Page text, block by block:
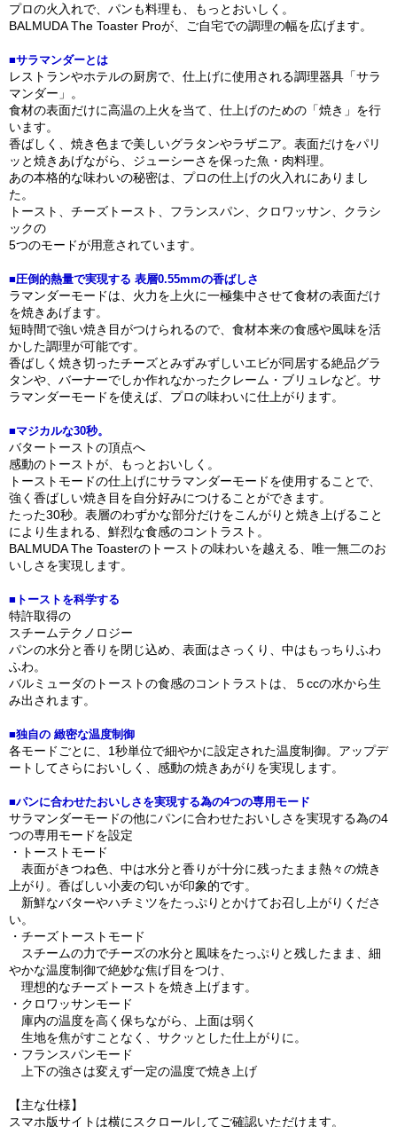
プロの火入れで、パンも料理も、もっとおいしく。
BALMUDA The Toaster Proが、ご自宅での調理の幅を広げます。
■サラマンダーとは
レストランやホテルの厨房で、仕上げに使用される調理器具「サラ
マンダー」。
食材の表面だけに高温の上火を当て、仕上げのための「焼き」を行
います。
香ばしく、焼き色まで美しいグラタンやラザニア。表面だけをパリ
ッと焼きあげながら、ジューシーさを保った魚・肉料理。
あの本格的な味わいの秘密は、プロの仕上げの火入れにありまし
た。
トースト、チーズトースト、フランスパン、クロワッサン、クラシ
ックの
5つのモードが用意されています。
■圧倒的熱量で実現する 表層0.55mmの香ばしさ
ラマンダーモードは、火力を上火に一極集中させて食材の表面だけ
を焼きあげます。
短時間で強い焼き目がつけられるので、食材本来の食感や風味を活
かした調理が可能です。
香ばしく焼き切ったチーズとみずみずしいエビが同居する絶品グラ
タンや、バーナーでしか作れなかったクレーム・ブリュレなど。サ
ラマンダーモードを使えば、プロの味わいに仕上がります。
■マジカルな30秒。
バタートーストの頂点へ
感動のトーストが、もっとおいしく。
トーストモードの仕上げにサラマンダーモードを使用することで、
強く香ばしい焼き目を自分好みにつけることができます。
たった30秒。表層のわずかな部分だけをこんがりと焼き上げること
により生まれる、鮮烈な食感のコントラスト。
BALMUDA The Toasterのトーストの味わいを越える、唯一無二のお
いしさを実現します。
■トーストを科学する
特許取得の
スチームテクノロジー
パンの水分と香りを閉じ込め、表面はさっくり、中はもっちりふわ
ふわ。
バルミューダのトーストの食感のコントラストは、５ccの水から生
み出されます。
■独自の 緻密な温度制御
各モードごとに、1秒単位で細やかに設定された温度制御。アップデ
ートしてさらにおいしく、感動の焼きあがりを実現します。
■パンに合わせたおいしさを実現する為の4つの専用モード
サラマンダーモードの他にパンに合わせたおいしさを実現する為の4
つの専用モードを設定
・トーストモード
表面がきつね色、中は水分と香りが十分に残ったまま熱々の焼き
上がり。香ばしい小麦の匂いが印象的です。
新鮮なバターやハチミツをたっぷりとかけてお召し上がりくださ
い。
・チーズトーストモード
スチームの力でチーズの水分と風味をたっぷりと残したまま、細
やかな温度制御で絶妙な焦げ目をつけ、
理想的なチーズトーストを焼き上げます。
・クロワッサンモード
庫内の温度を高く保ちながら、上面は弱く
生地を焦がすことなく、サクッとした仕上がりに。
・フランスパンモード
上下の強さは変えず一定の温度で焼き上げ
【主な仕様】
スマホ版サイトは横にスクロールしてご確認いただけます。